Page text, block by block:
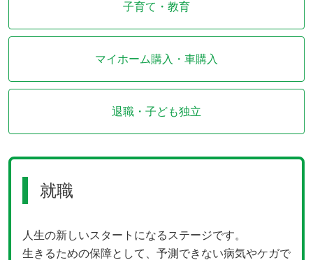
子育て・教育
マイホーム購入 ・車購入
退職 ・子ども独立
就職
人生の新しいスタートになるステージです。
生きるための保障として、予測できない病気やケガで